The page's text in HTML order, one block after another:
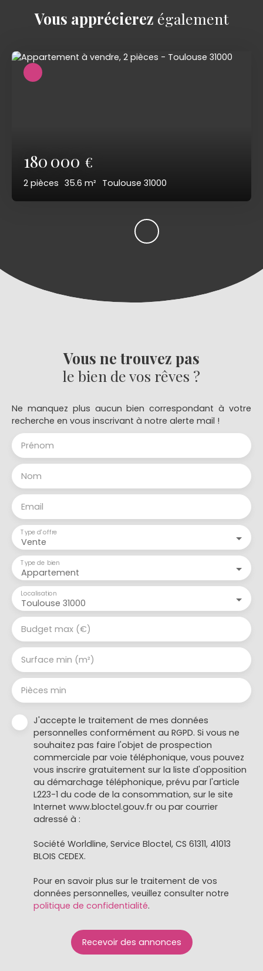
Vous apprécierez également
180 000 €
2 pièces 35.6 m² Toulouse 31000
Vous ne trouvez pas
le bien de vos rêves ?
Ne manquez plus aucun bien correspondant à votre
recherche en vous inscrivant à notre alerte mail !
Prénom
Nom
Email
Vente
Type d'offre
Appartement
Type de bien
Toulouse 31000
Localisation
Budget max (€)
Surface min (m²)
Pièces min
J'accepte le traitement de mes données
personnelles conformément au RGPD. Si vous ne
souhaitez pas faire l'objet de prospection
commerciale par voie téléphonique, vous pouvez
vous inscrire gratuitement sur la liste d'opposition
au démarchage téléphonique, prévu par l'article
L223-1 du code de la consommation, sur le site
Internet www.bloctel.gouv.fr ou par courrier
adressé à :
Société Worldline, Service Bloctel, CS 61311, 41013
BLOIS CEDEX.
Pour en savoir plus sur le traitement de vos
données personnelles, veuillez consulter notre
politique de confidentialité.
Recevoir des annonces